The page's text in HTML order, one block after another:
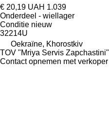
€ 20,19 UAH 1.039
Onderdeel - wiellager
Conditie nieuw
32214U
Oekraïne, Khorostkiv
TOV "Mriya Servis Zapchastini"
Contact opnemen met verkoper